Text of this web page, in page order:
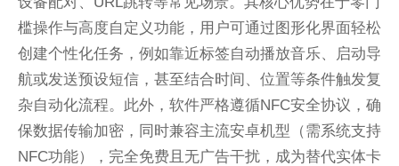
槛操作与高度自定义功能，用户可通过图形化界面轻松
创建个性化任务，例如靠近标签自动播放音乐、启动导
航或发送预设短信，甚至结合时间、位置等条件触发复
杂自动化流程。此外，软件严格遵循NFC安全协议，确
保数据传输加密，同时兼容主流安卓机型（需系统支持
NFC功能），完全免费且无广告干扰，成为替代实体卡